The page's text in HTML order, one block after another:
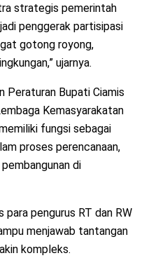
strategis pemerintah
penggerak partisipasi
gotong royong,
ujarnya.
Peraturan Bupati Ciamis
Kemasyarakatan
fungsi sebagai
proses perencanaan,
di
pengurus RT dan RW
menjawab tantangan
kompleks.